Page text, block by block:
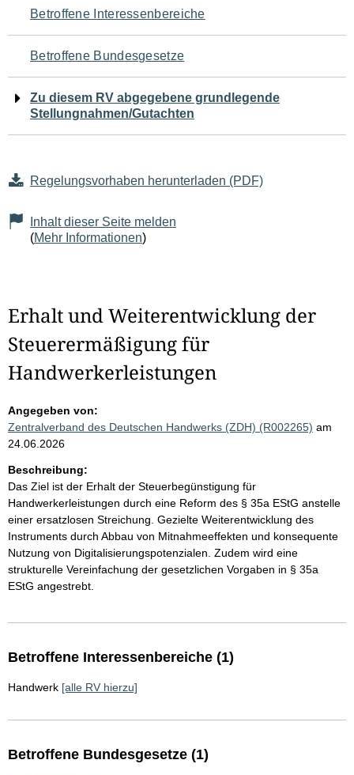
den
Seiteninhalt
Betroffene Interessenbereiche
Betroffene Bundesgesetze
Zu diesem RV abgegebene grundlegende
Stellungnahmen/Gutachten
Regelungsvorhaben herunterladen (PDF)
Inhalt dieser Seite melden
(Mehr Informationen)
Erhalt und Weiterentwicklung der
Steuerermäßigung für
Handwerkerleistungen
Angegeben von:
Zentralverband des Deutschen Handwerks (ZDH) (R002265) am
24.06.2026
Beschreibung:
Das Ziel ist der Erhalt der Steuerbegünstigung für
Handwerkerleistungen durch eine Reform des § 35a EStG anstelle
einer ersatzlosen Streichung. Gezielte Weiterentwicklung des
Instruments durch Abbau von Mitnahmeeffekten und konsequente
Nutzung von Digitalisierungspotenzialen. Zudem wird eine
strukturelle Vereinfachung der gesetzlichen Vorgaben in § 35a
EStG angestrebt.
Betroffene Interessenbereiche (1)
Handwerk [alle RV hierzu]
Betroffene Bundesgesetze (1)